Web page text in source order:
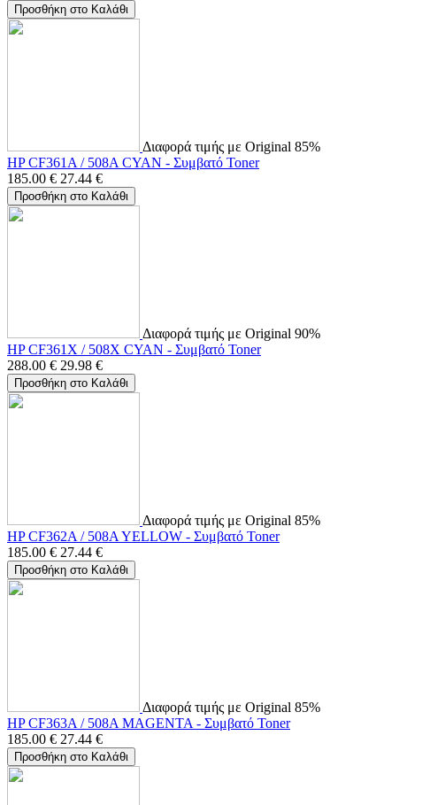
Προσθήκη στο Καλάθι
Διαφορά τιμής με Original 85%
HP CF361A / 508A CYAN - Συμβατό Toner
185.00 € 27.44 €
Προσθήκη στο Καλάθι
Διαφορά τιμής με Original 90%
HP CF361X / 508X CYAN - Συμβατό Toner
288.00 € 29.98 €
Προσθήκη στο Καλάθι
Διαφορά τιμής με Original 85%
HP CF362A / 508A YELLOW - Συμβατό Toner
185.00 € 27.44 €
Προσθήκη στο Καλάθι
Διαφορά τιμής με Original 85%
HP CF363A / 508A MAGENTA - Συμβατό Toner
185.00 € 27.44 €
Προσθήκη στο Καλάθι